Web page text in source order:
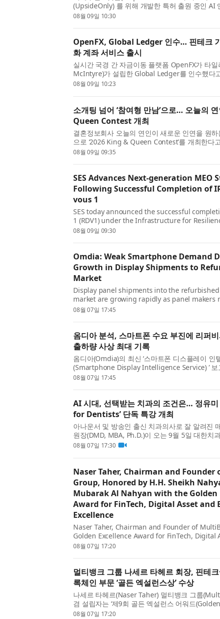
(UpsideOnly) 를 위해 개발한 특허 출원 중인 AI
(BayesShield) 버전 2의 백테스트 결과를 발표했
08월 09일 10:30
OpenFX, Global Ledger 인수… 핀테크
화 계좌 서비스 출시
실시간 국경 간 자금이동 플랫폼 OpenFX가 타
McIntyre)가 설립한 Global Ledger를 인수했다
이어는 이전에 30만 개 이상의 기업 고객을 보유
08월 09일 10:23
소개팅 넘어 ‘참여형 만남’으로… 오늘의
Queen Contest 개최
결혼정보회사 오늘의 연인이 새로운 인연을 원
으로 ‘2026 King & Queen Contest’를 개최한다
는 기존의 프로필 중심 1:1 소개팅과 결혼정보회
08월 09일 09:35
SES Advances Next-generation MEO
Following Successful Completion of
vous 1
SES today announced the successful
1 (RDV1) under the Infrastructure for
Interconnectivity and Security by Satellite
08월 09일 09:30
Omdia: Weak Smartphone Demand
Growth in Display Shipments to
Market
Display panel shipments into the
market are growing rapidly as panel makers
capacity away from slowing demand from
08월 07일 17:45
옴디아 분석, 스마트폰 수요 부진에 리퍼
출하량 사상 최대 기록
옴디아(Omdia)의 최신 ‘스마트폰 디스플레이 인
(Smartphone Display Intelligence Service) ’ 보
제조업체들이 스마트폰 제조사의 수요 둔화에
08월 07일 17:45
AI 시대, 선택받는 치과의 조건은… 정유
for Dentists’ 단독 특강 개최
아나운서 및 방송인 출신 치과의사로 잘 알려진
원장(DMD, MBA, Ph.D.)이 오는 9월 5일 대한치
(KADA) 주최 ‘mini-MBA Essentials for
08월 07일 17:30
Naser Taher, Chairman and
Group, Honored by H.H. Sheikh
Mubarak Al Nahyan with the Golden
Award for FinTech, Digital Asset and
Excellence
Naser Taher, Chairman and Founder of
Golden Excellence Award for FinTech,
9th Golden Excellence Awards 2026. The
08월 07일 17:20
멀티뱅크 그룹 나세르 타헤르 회장, 핀테크
록체인 부문 ‘골든 엑설런스상’ 수상
나세르 타헤르(Naser Taher) 멀티뱅크 그룹
겸 설립자는 ‘제9회 골든 엑설런스 어워드
Awards) 2026’에서 핀테크·디지털 자산·블록체
08월 07일 17:20